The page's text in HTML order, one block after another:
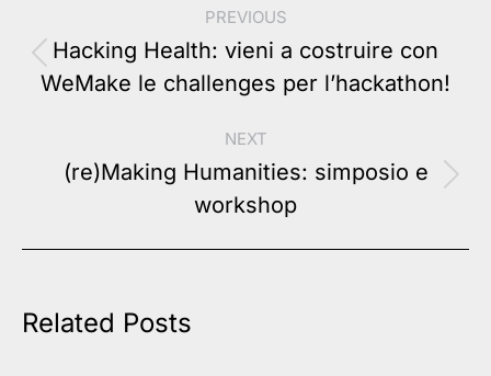
navigation
PREVIOUS
Previous
post:
Hacking Health: vieni a costruire con
WeMake le challenges per l’hackathon!
NEXT
Next
post:
(re)Making Humanities: simposio e
workshop
Related Posts